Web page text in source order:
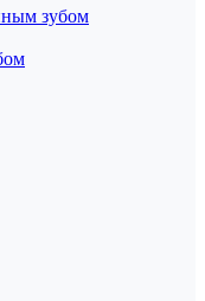
зубом